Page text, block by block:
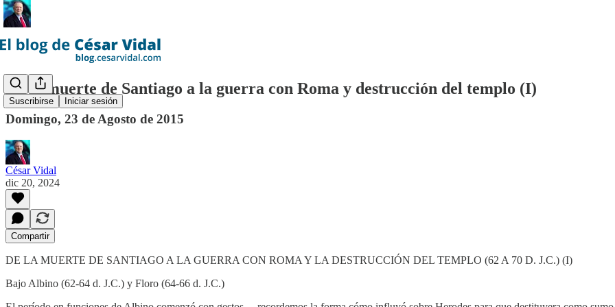
Suscribirse Iniciar sesión
De la muerte de Santiago a la guerra con Roma y destrucción del templo (I)
Domingo, 23 de Agosto de 2015
César Vidal
dic 20, 2024
Compartir
DE LA MUERTE DE SANTIAGO A LA GUERRA CON ROMA Y LA DESTRUCCIÓN DEL TEMPLO (62 A 70 D. J.C.) (I)
​Bajo Albino (62-64 d. J.C.) y Floro (64-66 d. J.C.)